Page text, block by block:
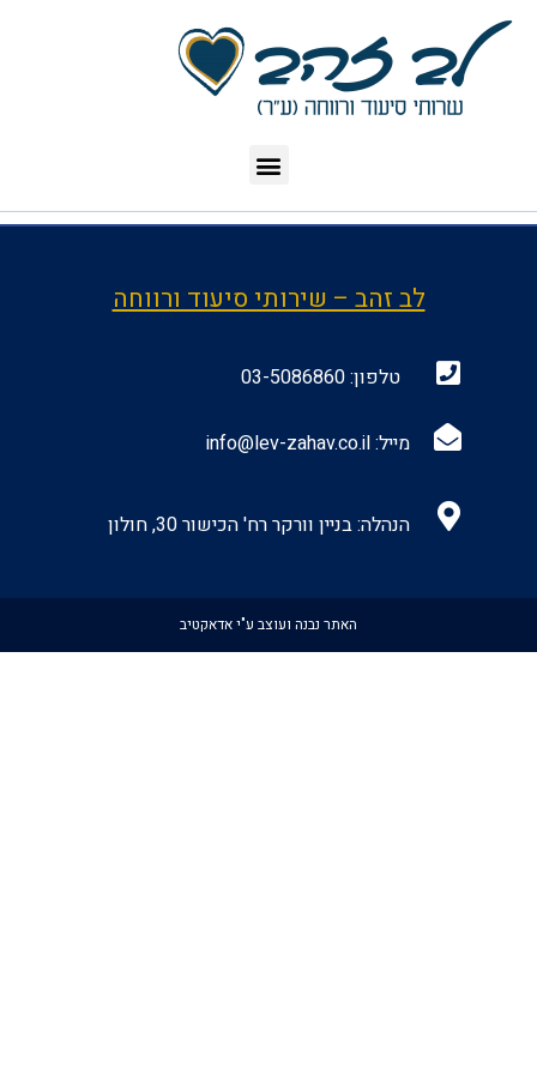
לב זהב – שירותי סיעוד ורווחה
טלפון:03-5086860
מייל:info@lev-zahav.co.il
הנהלה: בניין וורקר רח' הכישור 30, חולון
האתר נבנה ועוצב ע"י אדאקטיב